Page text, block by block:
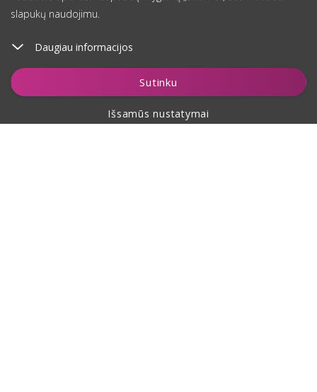
slapukų naudojimu.
Daugiau informacijos
Sutinku
Išsamūs nustatymai
Įdėti į krepšelį